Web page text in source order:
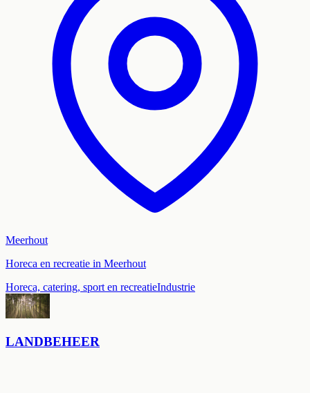
Meerhout
Horeca en recreatie in Meerhout
Horeca, catering, sport en recreatieIndustrie
LANDBEHEER